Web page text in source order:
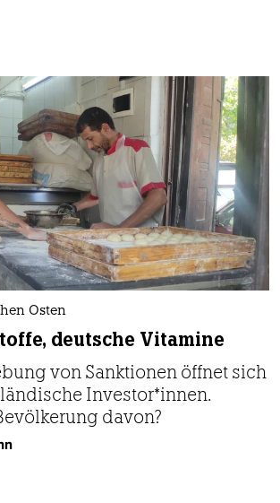
Osten
deutsche Vitamine
von Sanktionen öffnet sich
Investor*innen.
davon?